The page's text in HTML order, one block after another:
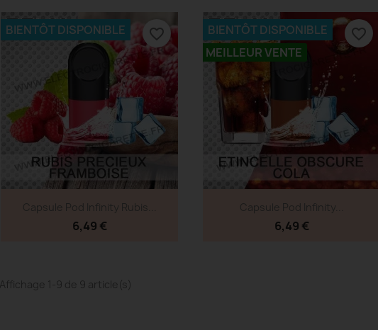
Aperçu rapide
Capsule Pod Infinity Rubis...
6,49 €
BIENTÔT DISPONIBLE favorite_border
Aperçu rapide
Capsule Pod Infinity...
MEILLEUR VENTE
6,49 €
BIENTÔT DISPONIBLE favorite_border
Affichage 1-9 de 9 article(s)